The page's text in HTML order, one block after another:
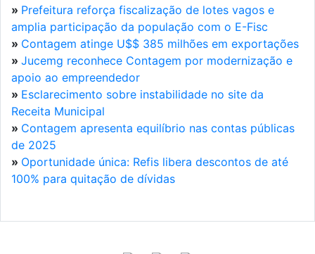
» Prefeitura reforça fiscalização de lotes vagos e
amplia participação da população com o E-Fisc
» Contagem atinge U$$ 385 milhões em exportações
» Jucemg reconhece Contagem por modernização e
apoio ao empreendedor
» Esclarecimento sobre instabilidade no site da
Receita Municipal
» Contagem apresenta equilíbrio nas contas públicas
de 2025
» Oportunidade única: Refis libera descontos de até
100% para quitação de dívidas